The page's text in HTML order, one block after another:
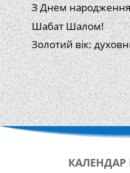
З Днем
Шабат Шалом!
Золотий вік:
КАЛЕНДАР